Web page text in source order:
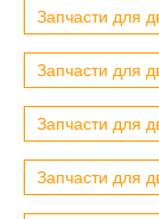
Запчасти для
Запчасти для
Запчасти для
Запчасти для